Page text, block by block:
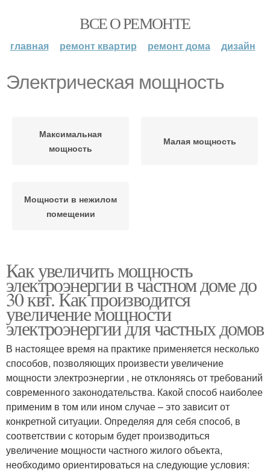
ВСЕ О РЕМОНТЕ
главная ремонт квартир ремонт дома дизайн
Электрическая мощность
Максимальная
мощность
Малая мощность
Мощности в нежилом
помещении
Как увеличить мощность
электроэнергии в частном доме до
30 квт. Как производится
увеличение мощности
электроэнергии для частных домов
В настоящее время на практике применяется несколько
способов, позволяющих произвести увеличение
мощности электроэнергии , не отклоняясь от требований
современного законодательства. Какой способ наиболее
применим в том или ином случае – это зависит от
конкретной ситуации. Определяя для себя способ, в
соответствии с которым будет производиться
увеличение мощности частного жилого объекта,
необходимо ориентироваться на следующие условия: